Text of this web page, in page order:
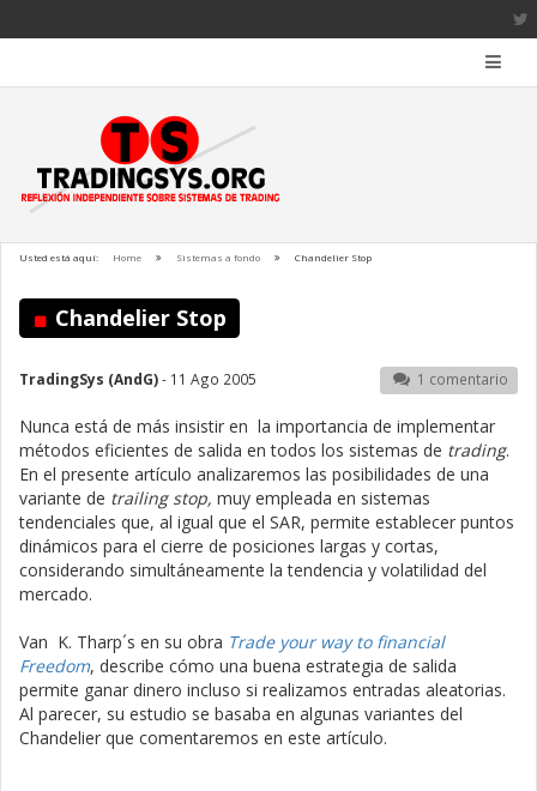
Usted está aquí: Home Sistemas a fondo Chandelier Stop
Chandelier Stop
TradingSys (AndG)- 11 Ago 2005 1 comentario
Nunca está de más insistir en la importancia de implementar
métodos eficientes de salida en todos los sistemas de trading.
En el presente artículo analizaremos las posibilidades de una
variante de trailing stop, muy empleada en sistemas
tendenciales que, al igual que el SAR, permite establecer puntos
dinámicos para el cierre de posiciones largas y cortas,
considerando simultáneamente la tendencia y volatilidad del
mercado.
Van K. Tharp´s en su obra Trade your way to financial
Freedom, describe cómo una buena estrategia de salida
permite ganar dinero incluso si realizamos entradas aleatorias.
Al parecer, su estudio se basaba en algunas variantes del
Chandelier que comentaremos en este artículo.